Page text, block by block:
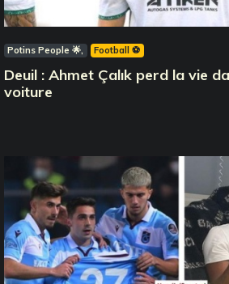
Potins People 🌟 Football ⚽️
Deuil : Ahmet Çalık perd la vie
voiture